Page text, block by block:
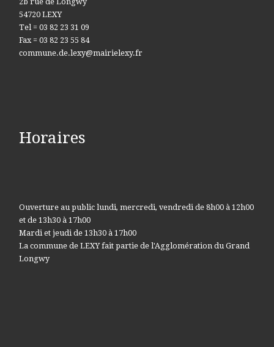
54720 LEXY
Tel = 03 82 23 31 09
Fax = 03 82 23 55 84
commune.de.lexy@mairielexy.fr
Horaires
Ouverture au public lundi, mercredi, vendredi de 8h00 à 12h00
et de 13h30 à 17h00
Mardi et jeudi de 13h30 à 17h00
La commune de LEXY fait partie de l'Agglomération du Grand
Longwy